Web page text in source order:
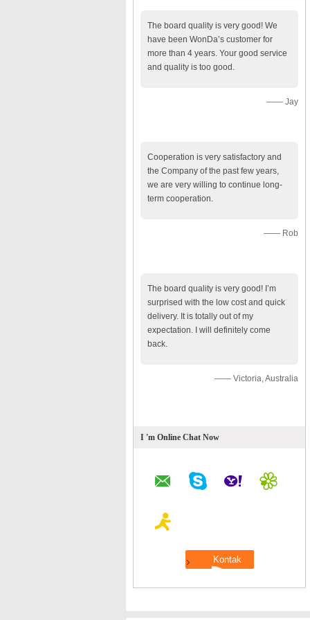
The board quality is very good! We
have been WonDa’s customer for
more than 4 years. Your good service
and quality is too good.
—— Jay
Cooperation is very satisfactory and
the Company of the past few years,
we are very willing to continue long-
term cooperation.
—— Rob
The board quality is very good! I’m
surprised with the low cost and quick
delivery. It is totally out of my
expectation. I will definitely come
back.
—— Victoria, Australia
I 'm Online Chat Now